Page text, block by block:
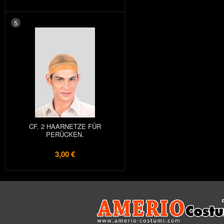
5
CF. 2 HAARNETZE FÜR
PERÜCKEN.
3,00 €